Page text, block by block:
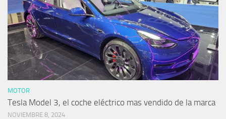
MOTOR
Tesla Model 3, el coche eléctrico mas vendido de la marca
NOVIEMBRE 8, 2024